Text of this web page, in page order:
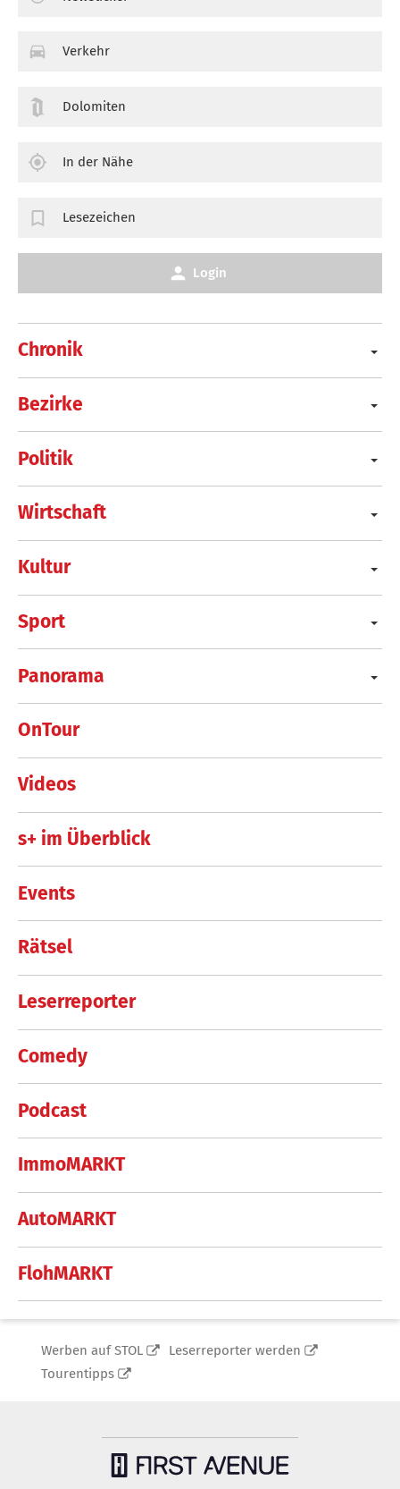
Chronik
Bezirke
Politik
Wirtschaft
Kultur
Sport
Panorama
OnTour
Videos
s+ im Überblick
Events
Rätsel
Leserreporter
Comedy
Podcast
ImmoMARKT
AutoMARKT
FlohMARKT
Verkehr
Dolomiten
In der Nähe
Lesezeichen
Login
Werben auf STOL
Leserreporter werden
Tourentipps